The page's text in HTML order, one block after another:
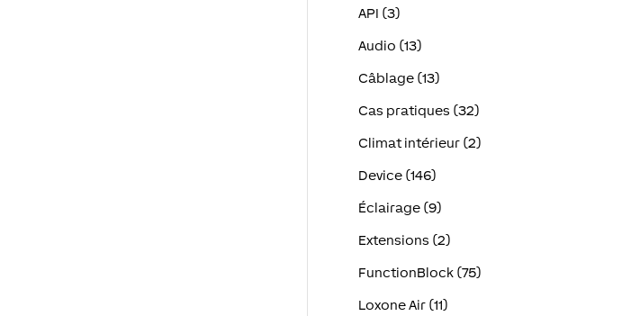
API (3)
Audio (13)
Câblage (13)
Cas pratiques (32)
Climat intérieur (2)
Device (146)
Éclairage (9)
Extensions (2)
FunctionBlock (75)
Loxone Air (11)